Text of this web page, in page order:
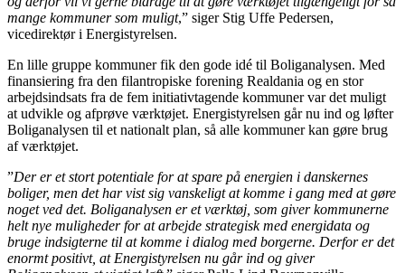
mange kommuner som muligt,” siger Stig Uffe Pedersen,
vicedirektør i Energistyrelsen.
En lille gruppe kommuner fik den gode idé til Boliganalysen. Med
finansiering fra den filantropiske forening Realdania og en stor
arbejdsindsats fra de fem initiativtagende kommuner var det muligt
at udvikle og afprøve værktøjet. Energistyrelsen går nu ind og løfter
Boliganalysen til et nationalt plan, så alle kommuner kan gøre brug
af værktøjet.
”Der er et stort potentiale for at spare på energien i danskernes
boliger, men det har vist sig vanskeligt at komme i gang med at gøre
noget ved det. Boliganalysen er et værktøj, som giver kommunerne
helt nye muligheder for at arbejde strategisk med energidata og
bruge indsigterne til at komme i dialog med borgerne. Derfor er det
enormt positivt, at Energistyrelsen nu går ind og giver